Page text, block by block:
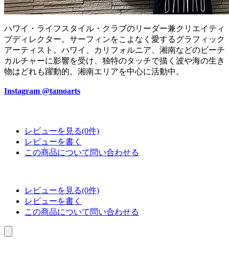
ハワイ・ライフスタイル・クラブのリーダー兼クリエイティ
ブディレクター。サーフィンをこよなく愛するグラフィック
アーティスト。ハワイ、カリフォルニア、湘南などのビーチ
カルチャーに影響を受け、独特のタッチで描く波や海の生き
物はどれも躍動的。湘南エリアを中心に活動中。
Instagram @tamoarts
レビューを見る(0件)
レビューを書く
この商品について問い合わせる
レビューを見る(0件)
レビューを書く
この商品について問い合わせる